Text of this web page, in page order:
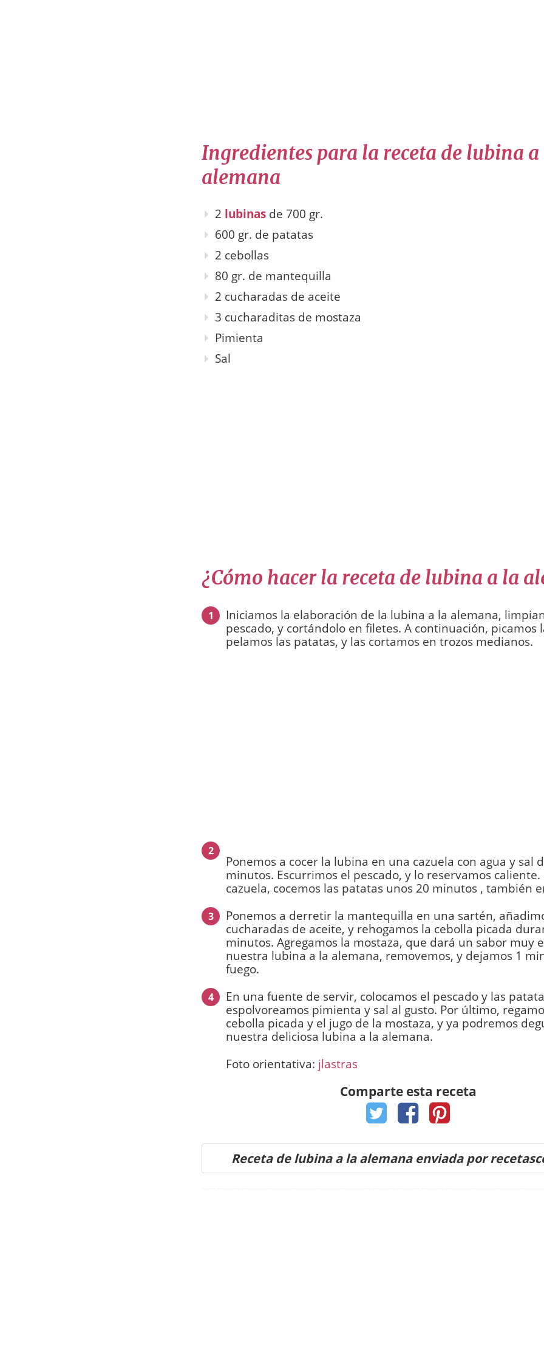
Ingredientes para la receta de lubina
alemana
2 lubinas de 700 gr.
600 gr. de patatas
2 cebollas
80 gr. de mantequilla
2 cucharadas de aceite
3 cucharaditas de mostaza
Pimienta
Sal
¿Cómo hacer la receta de lubina a la
1
Iniciamos la elaboración de la lubina a la alemana,
pescado, y cortándolo en filetes. A continuación, picamos
pelamos las patatas, y las cortamos en trozos medianos.
2
Ponemos a cocer la lubina en una cazuela con agua y sal
minutos. Escurrimos el pescado, y lo reservamos caliente.
cazuela, cocemos las patatas unos 20 minutos , también
3
Ponemos a derretir la mantequilla en una sartén,
cucharadas de aceite, y rehogamos la cebolla picada
minutos. Agregamos la mostaza, que dará un sabor muy
nuestra lubina a la alemana, removemos, y dejamos 1
fuego.
4
En una fuente de servir, colocamos el pescado y las
espolvoreamos pimienta y sal al gusto. Por último,
cebolla picada y el jugo de la mostaza, y ya podremos
nuestra deliciosa lubina a la alemana.
Foto orientativa: jlastras
Comparte esta receta
Receta de lubina a la alemana enviada por